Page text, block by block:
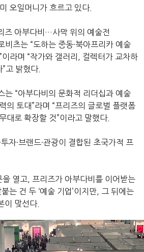
오일머니가 흐르고 있다.
즈 아부다비…사막 위의 예술전
비츠는 “도하는 중동·북아프리카 예술
라며 “작가와 갤러리, 컬렉터가 교차하
고 밝혔다.
는 “아부다비의 문화적 리더십과 예술
의 토대”라며 “프리즈의 글로벌 플랫폼
대로 확장할 것”이라고 말했다.
자·브랜드·관광이 결합된 초국가적 프
열고, 프리즈가 아부다비를 이어받는
는 건 두 ‘예술 기업’이지만, 그 뒤에는
이 맞선다.